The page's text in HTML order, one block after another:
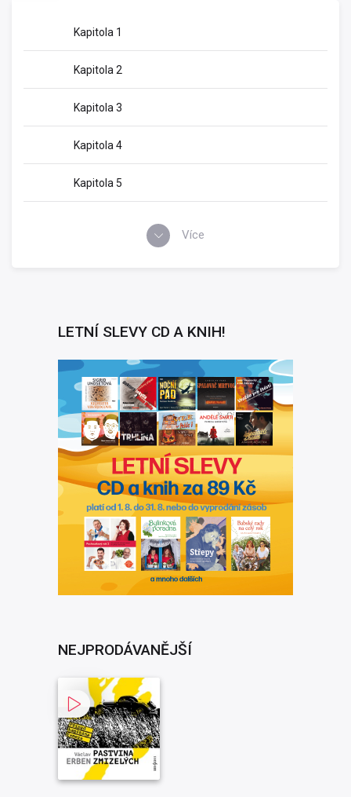
Kapitola 1
Kapitola 2
Kapitola 3
Kapitola 4
Kapitola 5
Více
LETNÍ SLEVY CD A KNIH!
NEJPRODÁVANĚJŠÍ